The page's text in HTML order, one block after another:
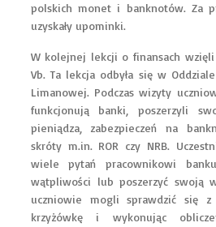
polskich monet i banknotów. Za
uzyskały upominki.
W kolejnej lekcji o finansach wzięli
Vb. Ta lekcja odbyła się w
Limanowej. Podczas wizyty
funkcjonują banki, poszerzyli
pieniądza, zabezpieczeń na
skróty m.in. ROR czy NRB.
wiele pytań pracownikowi
wątpliwości lub poszerzyć swoją
uczniowie mogli sprawdzić się z
krzyżówkę i wykonując